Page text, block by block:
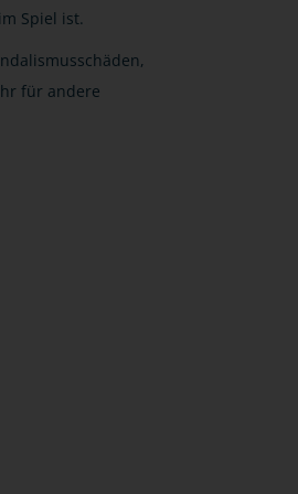
Spiel ist.
für andere